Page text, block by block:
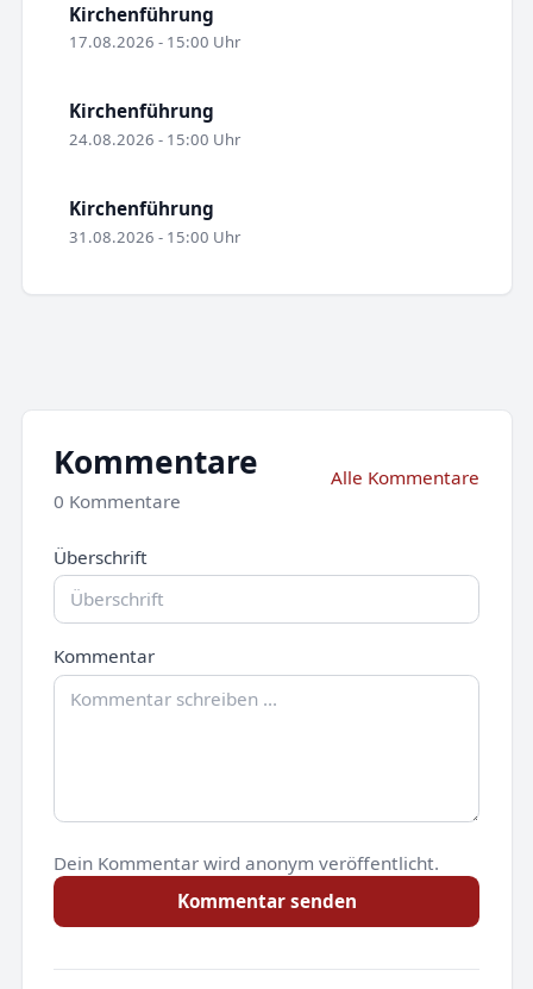
Kirchenführung
17.08.2026 - 15:00 Uhr
Kirchenführung
24.08.2026 - 15:00 Uhr
Kirchenführung
31.08.2026 - 15:00 Uhr
Kommentare
0 Kommentare
Alle Kommentare
Überschrift
Kommentar
Dein Kommentar wird anonym veröffentlicht.
Kommentar senden